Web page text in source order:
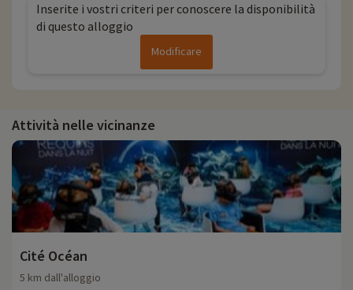
Inserite i vostri criteri per conoscere la disponibilità
di questo alloggio
Modificare
Attività nelle vicinanze
Cité Océan
5 km dall'alloggio